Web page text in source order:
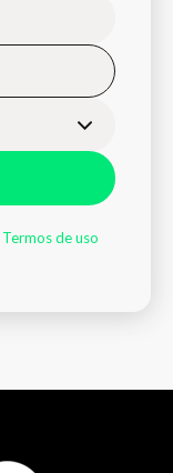
Termos de uso